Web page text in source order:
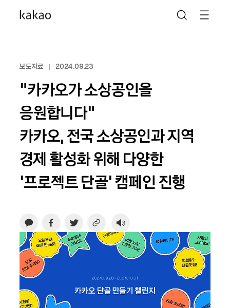
보도자료 2024.09.23
“카카오가 소상공인을
응원합니다"
카카오, 전국 소상공인과 지역
경제 활성화 위해 다양한
‘프로젝트 단골’ 캠페인 진행